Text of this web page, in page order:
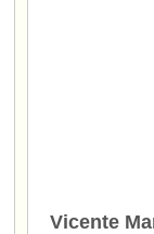
Vicente